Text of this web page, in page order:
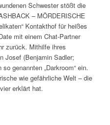
Schwester stößt die
– MÖRDERISCHE
Kontakthof für heißes
mit einem Chat-Partner
zurück. Mithilfe ihres
Josef (Benjamin Sadler;
genannten „Darkroom“ ein.
wie gefährliche Welt – die
erklärt hat.